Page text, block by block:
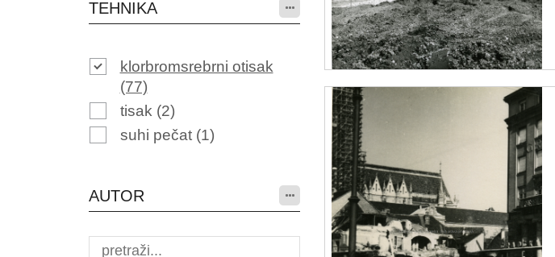
TEHNIKA
klorbromsrebrni otisak
(77)
tisak (2)
suhi pečat (1)
AUTOR